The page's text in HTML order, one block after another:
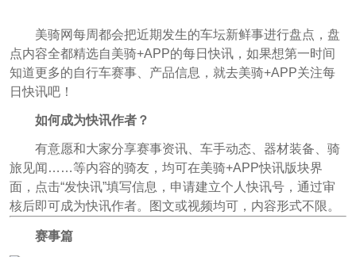
美骑网每周都会把近期发生的车坛新鲜事进行盘点，盘
点内容全都精选自美骑+APP的每日快讯，如果想第一时间
知道更多的自行车赛事、产品信息，就去美骑+APP关注每
日快讯吧！
如何成为快讯作者？
有意愿和大家分享赛事资讯、车手动态、器材装备、骑
旅见闻……等内容的骑友，均可在美骑+APP快讯版块界
面，点击“发快讯”填写信息，申请建立个人快讯号，通过审
核后即可成为快讯作者。图文或视频均可，内容形式不限。
赛事篇